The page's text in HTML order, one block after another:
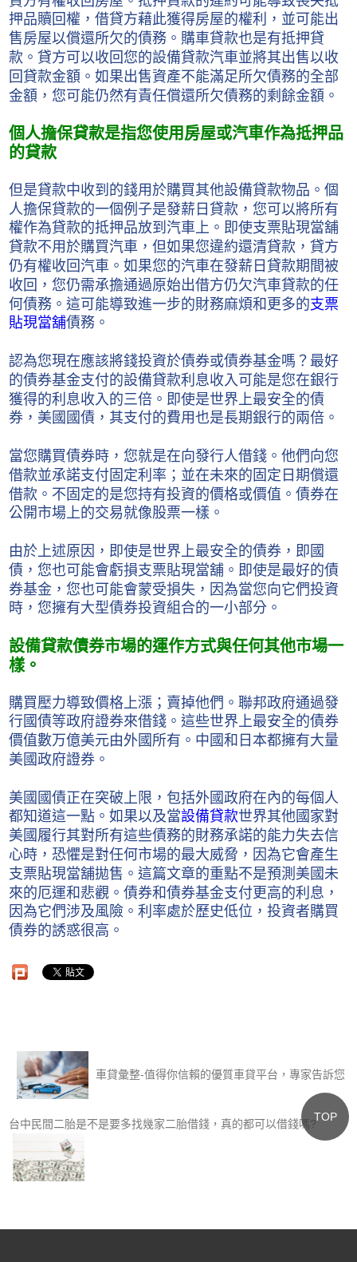
押品贖回權，借貸方藉此獲得房屋的權利，並可能出
售房屋以償還所欠的債務。購車貸款也是有抵押貸
款。貸方可以收回您的設備貸款汽車並將其出售以收
回貸款金額。如果出售資產不能滿足所欠債務的全部
金額，您可能仍然有責任償還所欠債務的剩餘金額。
個人擔保貸款是指您使用房屋或汽車作為抵押品
的貸款
但是貸款中收到的錢用於購買其他設備貸款物品。個
人擔保貸款的一個例子是發薪日貸款，您可以將所有
權作為貸款的抵押品放到汽車上。即使支票貼現當舖
貸款不用於購買汽車，但如果您違約還清貸款，貸方
仍有權收回汽車。如果您的汽車在發薪日貸款期間被
收回，您仍需承擔通過原始出借方仍欠汽車貸款的任
何債務。這可能導致進一步的財務麻煩和更多的支票
貼現當舖債務。
認為您現在應該將錢投資於債券或債券基金嗎？最好
的債券基金支付的設備貸款利息收入可能是您在銀行
獲得的利息收入的三倍。即使是世界上最安全的債
券，美國國債，其支付的費用也是長期銀行的兩倍。
當您購買債券時，您就是在向發行人借錢。他們向您
借款並承諾支付固定利率；並在未來的固定日期償還
借款。不固定的是您持有投資的價格或價值。債券在
公開市場上的交易就像股票一樣。
由於上述原因，即使是世界上最安全的債券，即國
債，您也可能會虧損支票貼現當舖。即使是最好的債
券基金，您也可能會蒙受損失，因為當您向它們投資
時，您擁有大型債券投資組合的一小部分。
設備貸款債券市場的運作方式與任何其他市場一
樣。
購買壓力導致價格上漲；賣掉他們。聯邦政府通過發
行國債等政府證券來借錢。這些世界上最安全的債券
價值數万億美元由外國所有。中國和日本都擁有大量
美國政府證券。
美國國債正在突破上限，包括外國政府在內的每個人
都知道這一點。如果以及當設備貸款世界其他國家對
美國履行其對所有這些債務的財務承諾的能力失去信
心時，恐懼是對任何市場的最大威脅，因為它會產生
支票貼現當舖拋售。這篇文章的重點不是預測美國未
來的厄運和悲觀。債券和債券基金支付更高的利息，
因為它們涉及風險。利率處於歷史低位，投資者購買
債券的誘惑很高。
車貸彙整-值得你信賴的優質車貸平台，專家告訴您
台中民間二胎是不是要多找幾家二胎借錢，真的都可以借錢嗎?
TOP